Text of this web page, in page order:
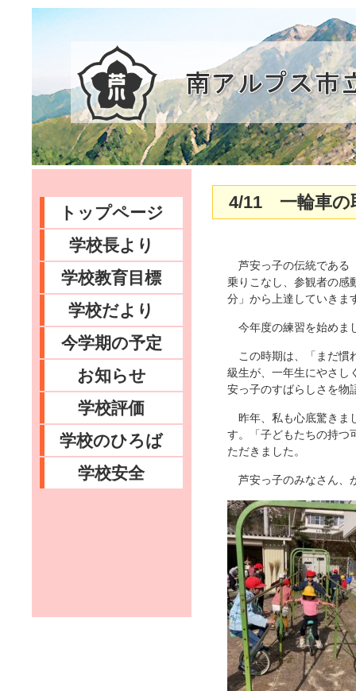
トップページ
学校長より
学校教育目標
学校だより
今学期の予定
お知らせ
学校評価
学校のひろば
学校安全
4/11 一輪車の
芦安っ子の伝統である
乗りこなし、参観者の感
分」から上達していきま
今年度の練習を始めま
この時期は、「まだ慣
級生が、一年生にやさし
安っ子のすばらしさを物
昨年、私も心底驚きま
す。「子どもたちの持つ
ただきました。
芦安っ子のみなさん、